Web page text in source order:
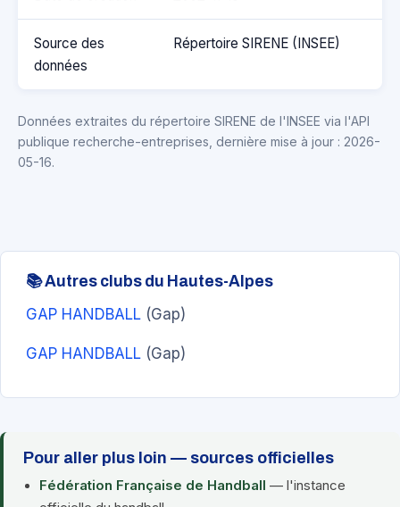
Source des
données
Répertoire SIRENE (INSEE)
Données extraites du répertoire SIRENE de l'INSEE via l'API
publique recherche-entreprises, dernière mise à jour : 2026-
05-16.
📚 Autres clubs du Hautes-Alpes
GAP HANDBALL (Gap)
GAP HANDBALL (Gap)
Pour aller plus loin — sources officielles
Fédération Française de Handball — l'instance